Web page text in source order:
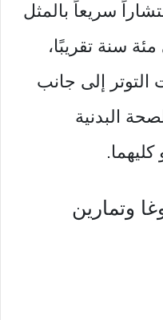
سريعاً بالمثل
سنة تقريبًا،
إلى جانب
البدنية
وتمارين